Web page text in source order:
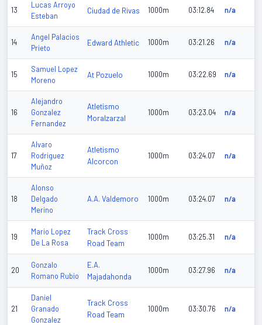
13
Lucas Arroyo
Esteban
Ciudad de Rivas 1000m 03:12.84 n/a
14
Angel Palacios
Prieto
Edward Athletic 1000m 03:21.26 n/a
15
Samuel Lopez
Moreno
At Pozuelo 1000m 03:22.69 n/a
16
Alejandro
Gonzalez
Fernandez
Atletismo
Moralzarzal
1000m 03:23.04 n/a
17
Alvaro
Rodriguez
Muñoz
Atletismo
Alcorcon
1000m 03:24.07 n/a
18
Alonso
Delgado
Merino
A.A. Valdemoro 1000m 03:24.07 n/a
19
Mario Lopez
De La Rosa
Track Cross
Road Team
1000m 03:25.31 n/a
20
Gonzalo
Romano Rubio
E.A.
Majadahonda
1000m 03:27.96 n/a
21
Daniel
Granado
Gonzalez
Track Cross
Road Team
1000m 03:30.76 n/a